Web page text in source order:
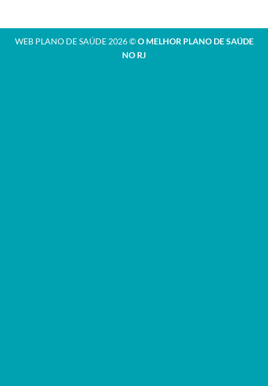
WEB PLANO DE SAÚDE 2026 ©O MELHOR PLANO DE SAÚDE
NO RJ